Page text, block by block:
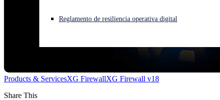
Reglamento de resiliencia operativa digital
Products & ServicesXG FirewallXG Firewall v18
Share This